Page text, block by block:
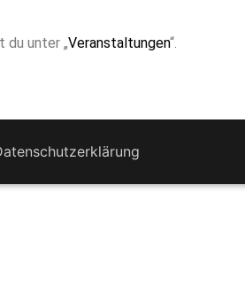
du unter „Veranstaltungen“.